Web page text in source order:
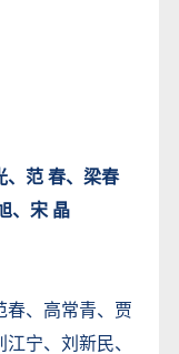
、范 春、梁春
、宋 晶
春、高常青、贾
宁、刘新民、